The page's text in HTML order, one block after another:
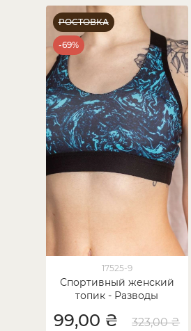
РОСТОВКА
-69%
17525-9
Спортивный женский
топик - Разводы
99,00 ₴ 323,00 ₴